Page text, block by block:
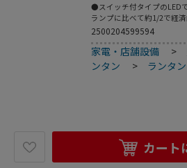
●スイッチ付タイプのLED
ランプに比べて約1/2で経
屋外で使用が可能です。●
客様をバックアップいた
ド長さ(m)：1.5●電源(V)
全長(mm)：1400●本体寸
奥行：65●本体寸法(mm)
0.43円/h●スイッチ：付
1400●プラグ：
2500204599594
家電・店舗設備 >
ンタン
> ランタン
カート